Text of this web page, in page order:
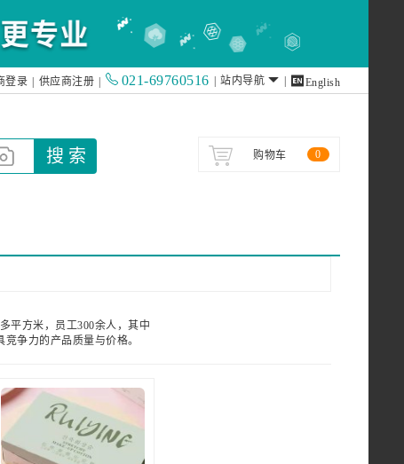
登录 供应商注册 021-69760516 站内导航  English
搜 索 购物车 0
平方米，员工300余人，其中
争力的产品质量与价格。